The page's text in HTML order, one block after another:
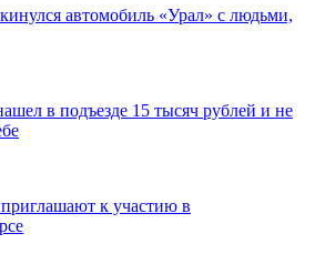
автомобиль «Урал» с людьми,
в подъезде 15 тысяч рублей и не
к участию в